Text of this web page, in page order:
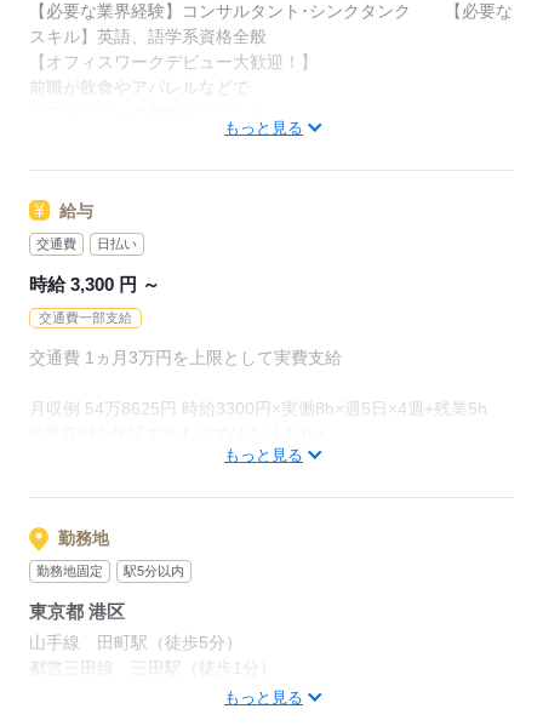
・人気の在宅や大学事務のお仕事 など
たくさんのお仕事の中からあなたのご希望に合わせて選べます♪
09月、10月スタートのご希望の方も
まずはお気軽にご相談ください☆
応募する
【必要な業界経験】コンサルタント･シンクタンク 【必要な
スキル】英語、語学系資格全般
【オフィスワークデビュー大歓迎！】
前職が飲食やアパレルなどで
先輩方も多くいらっしゃいます！
お仕事が他にもたくさん♪
就業前にも、オンラインでの研修など
安心してご応募ください◎
応募する
もっと見る
給与
交通費 日払い
時給 3,300 円 ～
交通費一部支給
交通費 1ヵ月3万円を上限として実費支給
月収例 54万8625円 時給3300円×実働8h×週5日×4週+残業5h
※給与即受取りサービス利用可（利用条件有）
もっと見る
勤務地
勤務地固定 駅5分以内
東京都 港区
山手線 田町駅（徒歩5分）
都営三田線 三田駅（徒歩1分）
もっと見る